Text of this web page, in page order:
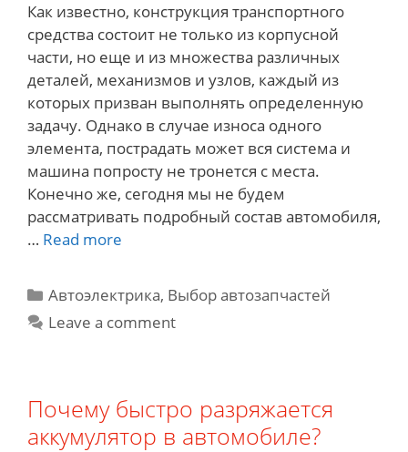
Как известно, конструкция транспортного
средства состоит не только из корпусной
части, но еще и из множества различных
деталей, механизмов и узлов, каждый из
которых призван выполнять определенную
задачу. Однако в случае износа одного
элемента, пострадать может вся система и
машина попросту не тронется с места.
Конечно же, сегодня мы не будем
рассматривать подробный состав автомобиля,
… Read more
выполняет
генератор
импульсов
Categories
Автоэлектрика, Выбор автозапчастей
Leave a comment
Почему быстро разряжается
аккумулятор в автомобиле?